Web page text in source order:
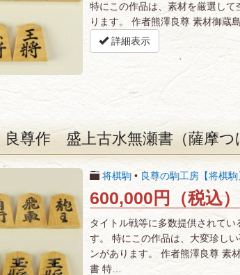
特にこの作品は、素材を厳選し
ります。 作者熊澤良尊 素材御
詳細表示
尊作 盛上古水無瀬書（薩摩つ
将棋駒 • 良尊の駒工房【将棋駒
600,000円（税込）
タイトル戦等に多数提供されて
す。 特にこの作品は、大変珍し
ンがあります。 作者熊澤良尊 素
書 特…